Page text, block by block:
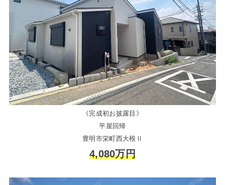
《完成初お披露目》
平屋回帰
豊明市栄町西大根Ⅱ
4,080万円